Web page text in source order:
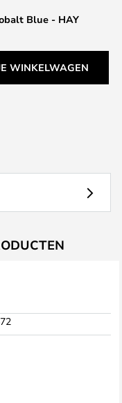
Blue - HAY
WINKELWAGEN